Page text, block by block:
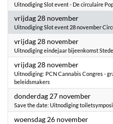
Uitnodiging Slot event - De circulaire
vrijdag 28 november2025
Uitnodiging Slot event 28 november
vrijdag 28 november2025
Uitnodiging eindejaar bijeenkomst
vrijdag 28 november2025
Uitnodiging: PCN Cannabis Congres -
beleidsmakers
donderdag 27 november2025
Save the date: Uitnodiging
woensdag 26 november2025